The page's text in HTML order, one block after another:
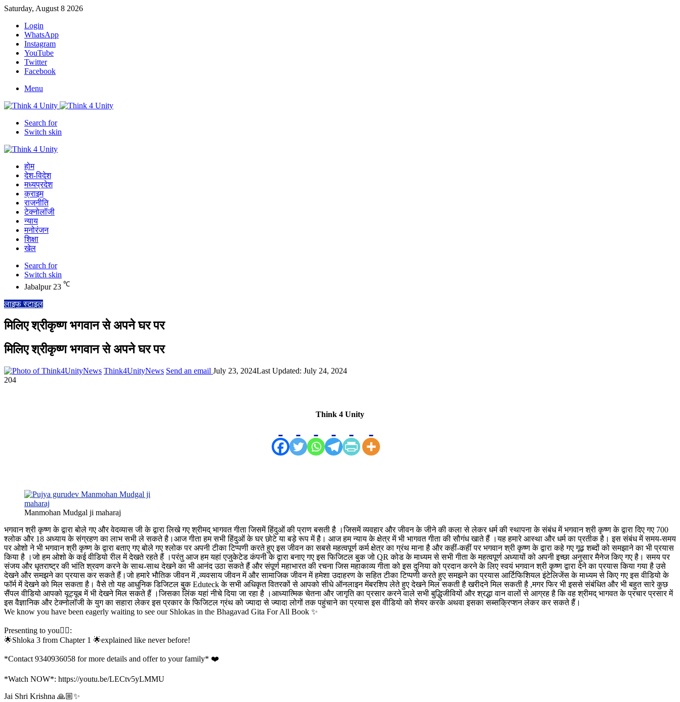
Saturday, August 8 2026
Login
WhatsApp
Instagram
YouTube
Twitter
Facebook
Menu
Search for
Switch skin
होम
देश-विदेश
मध्यप्रदेश
क्राइम
राजनीति
टेक्नोलॉजी
न्याय
मनोरंजन
शिक्षा
खेल
Search for
Switch skin
Jabalpur 23 ℃
लाइफ स्टाइल
मिलिए श्रीकृष्ण भगवान से अपने घर पर
मिलिए श्रीकृष्ण भगवान से अपने घर पर
Think4UnityNews Send an email July 23, 2024Last Updated: July 24, 2024
204
Think 4 Unity
Manmohan Mudgal ji maharaj
भगवान श्री कृष्ण के द्वारा बोले गए और वेदव्यास जी के द्वारा लिखे गए श्रीमद् भागवत गीता जिसमें हिंदुओं की प्राण बसती है ।जिसमें व्यवहार और जीवन के जीने की कला से लेकर धर्म की स्थापना के संबंध में भगवान श्री कृष्ण के द्वारा दिए गए 700
श्लोक और 18 अध्याय के संग्रहण का लाभ सभी ले सकते है।आज गीता हम सभी हिंदुओं के घर छोटे या बड़े रूप में है। आज हम न्याय के क्षेत्र में भी भागवत गीता की सौगंध खाते हैं ।यह हमारे आस्था और धर्म का प्रतीक है। इस संबंध में समय-समय
पर ओशो ने भी भगवान श्री कृष्ण के द्वारा बताए गए बोले गए श्लोक पर अपनी टीका टिप्पणी करते हुए इस जीवन का सबसे महत्वपूर्ण कर्म क्षेत्र का ग्रंथ माना है और कहीं-कहीं पर भगवान श्री कृष्ण के द्वारा कहे गए गूढ़ शब्दों को समझाने का भी प्रयास
किया है ।जो हम ओशो के कई वीडियो रील में देखते रहते हैं ।परंतु आज हम यहां एजुकेटेड कंपनी के द्वारा बनाए गए इस फिजिटल बुक जो QR कोड के माध्यम से सभी गीता के महत्वपूर्ण अध्यायों को अपनी इच्छा अनुसार मैनेज किए गए है। समय पर
संजय और धृतराष्ट्र की भांति श्रवण करने के साथ-साथ देखने का भी आनंद उठा सकते हैं और संपूर्ण महाभारत की रचना जिस महाकाव्य गीता को इस दुनिया को प्रदान करने के लिए स्वयं भगवान श्री कृष्ण द्वारा देने का प्रयास किया गया है उसे
देखने और समझने का प्रयास कर सकते हैं।जो हमारे भौतिक जीवन में ,व्यवसाय जीवन में और सामाजिक जीवन में हमेशा उदाहरण के सहित टीका टिप्पणी करते हुए समझने का प्रयास आर्टिफिशियल इंटेलिजेंस के माध्यम से किए गए इस वीडियो के
फॉर्म में देखने को मिल सकता है। वैसे तो यह आधुनिक डिजिटल बुक Eduteck के सभी अधिकृत वितरकों से आपको सीधे ऑनलाइन मेंबरशिप लेते हुए देखने मिल सकती है खरीदने मिल सकती है ,मगर फिर भी इससे संबंधित और भी बहुत सारे कुछ
सैंपल वीडियो आपको यूट्यूब में भी देखने मिल सकते हैं ।जिसका लिंक यहां नीचे दिया जा रहा है ।आध्यात्मिक चेतना और जागृति का प्रसार करने वाले सभी बुद्धिजीवियों और श्रद्धा वान वालों से आग्रह है कि वह श्रीमद् भागवत के प्रचार प्रसार में
इस वैज्ञानिक और टेक्नोलॉजी के युग का सहारा लेकर इस प्रकार के फिजिटल ग्रंथ को ज्यादा से ज्यादा लोगों तक पहुंचाने का प्रयास इस वीडियो को शेयर करके अथवा इसका सब्सक्रिप्शन लेकर कर सकते हैं।
We know you have been eagerly waiting to see our Shlokas in the Bhagavad Gita For All Book ✨
Presenting to you👇🏽:
🌟Shloka 3 from Chapter 1 🌟explained like never before!
*Contact 9340936058 for more details and offer to your family* ❤️
*Watch NOW*: https://youtu.be/LECtv5yLMMU
Jai Shri Krishna 🙏🏼✨